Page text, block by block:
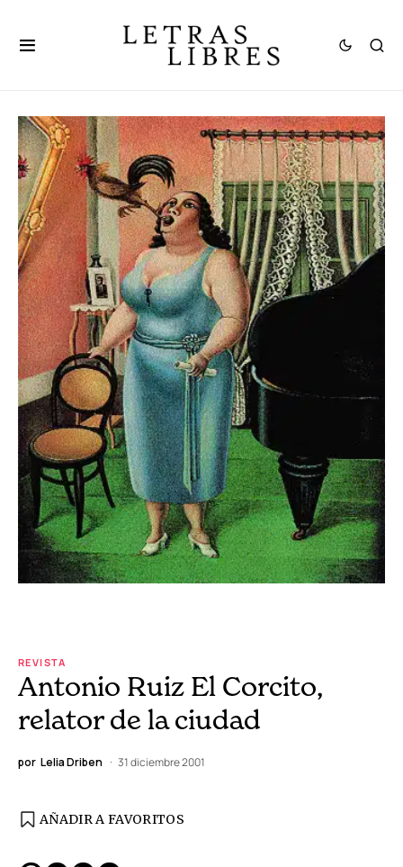
REVISTA
Antonio Ruiz El Corcito,
relator de la ciudad
por Lelia Driben 31 diciembre 2001
AÑADIR A FAVORITOS